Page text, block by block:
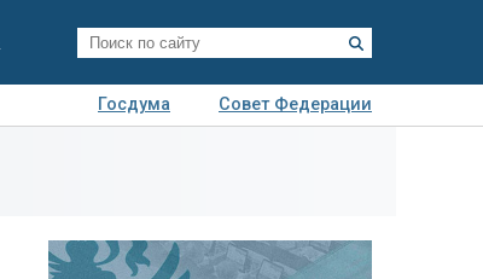
Госдума
Совет Федерации